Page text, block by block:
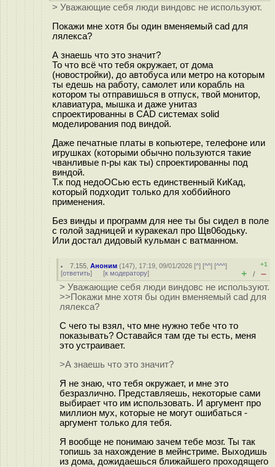
> Уважающие себя люди виндовс не используют.
Покажи мне хотя бы один вменяемый cad для
лялекса?
А знаешь что это значит?
То что всё что тебя окружает, от дома
(новостройки), до автобуса или метро на которым
ты едешь на работу, самолет или корабль на
котором ты отправишься в отпуск, твой монитор,
клавиатура, мышка и даже унитаз
спроектированны в CAD системах solid
моделирования под виндой.
Даже печатные платы в копьютере, телефоне или
игрушках (которыми обычно пользуются такие
чванливые п-ры как ты) спроектированны под
виндой.
Т.к под недоОСью есть единственный КиКад,
который подходит только для хоббийного
применения.
Без винды и программ для нее ты бы сидел в поле
с голой задницей и куракекал про Щв06одьку.
Или достал дидовый кульман с ватманном.
7.155 ,Аноним (147), 17:19, 09/01/2026 [^] [^^] [^^^]
[ответить] [к модератору]
+1
+ / –
> Уважающие себя люди виндовс не используют.
>>Покажи мне хотя бы один вменяемый cad для
лялекса?
С чего ты взял, что мне нужно тебе что то
показывать? Оставайся там где ты есть, меня
это устраивает.
>А знаешь что это значит?
Я не знаю, что тебя окружает, и мне это
безразлично. Представляешь, некоторые сами
выбирает что им использовать. И аргумент про
миллион мух, которые не могут ошибаться -
аргумент только для тебя.
Я вообще не понимаю зачем тебе мозг. Ты так
топишь за нахождение в мейнстриме. Выходишь
из дома, дожидаешься ближайшего проходящего